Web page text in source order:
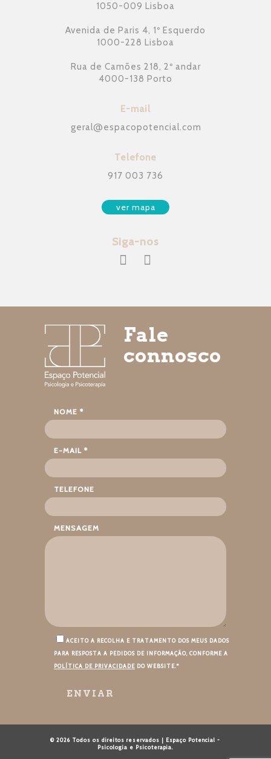
1050-009 Lisboa
Avenida de Paris 4, 1º Esquerdo
1000-228 Lisboa
Rua de Camões 218, 2º andar
4000-138 Porto
E-mail
geral@espacopotencial.com
Telefone
917 003 736
ver mapa
Siga-nos
Fale
connosco
NOME *
E-MAIL *
TELEFONE
MENSAGEM
ACEITO A RECOLHA E TRATAMENTO DOS MEUS DADOS
PARA RESPOSTA A PEDIDOS DE INFORMAÇÃO, CONFORME A
POLÍTICA DE PRIVACIDADE DO WEBSITE.*
© 2026 Todos os direitos reservados | Espaço Potencial -
Psicologia e Psicoterapia.